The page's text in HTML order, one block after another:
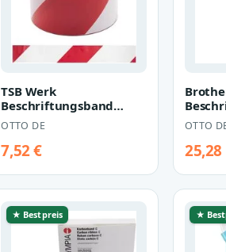
TSB Werk
Beschriftungsband
Absperrband
Trassenband
Flatterband Sperrba…
OTTO DE
7,52 €
241,
weiß,
OTTO
25,28
★ Bestpreis ★